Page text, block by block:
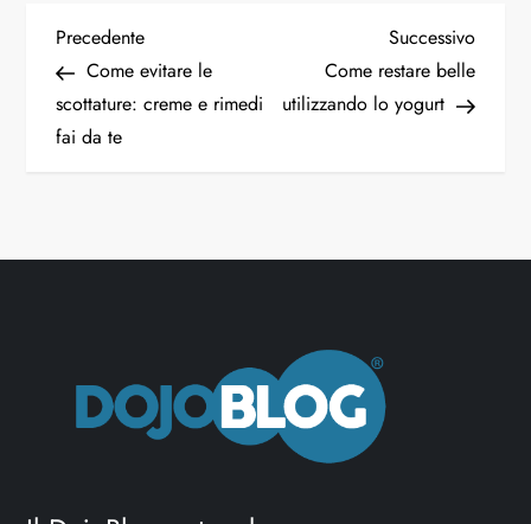
Precedente
Come evitare le
scottature: creme e rimedi
fai da te
Successivo
Come restare belle
utilizzando lo yogurt